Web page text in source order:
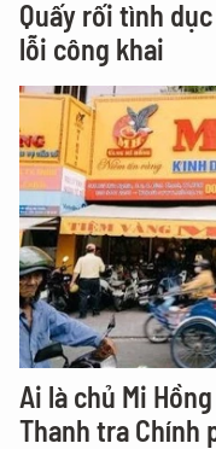
Quấy rối tình
lỗi công khai
Ai là chủ Mi
Thanh tra Chính